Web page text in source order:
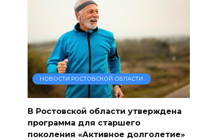
НОВОСТИ РОСТОВСКОЙ ОБЛАСТИ
В Ростовской области утверждена
программа для старшего
поколения «Активное долголетие»